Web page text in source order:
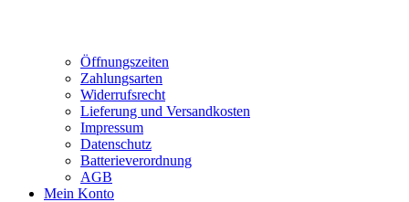
Öffnungszeiten
Zahlungsarten
Widerrufsrecht
Lieferung und Versandkosten
Impressum
Datenschutz
Batterieverordnung
AGB
Mein Konto